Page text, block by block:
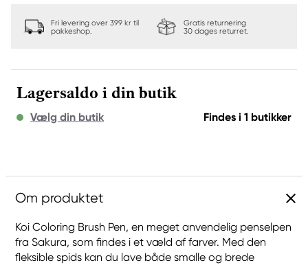
Fri levering over 399 kr til
pakkeshop.
Gratis returnering
30 dages returret.
Lagersaldo i din butik
Vælg din butik Findes i 1 butikker
Om produktet
Koi Coloring Brush Pen, en meget anvendelig penselpen
fra Sakura, som findes i et væld af farver. Med den
fleksible spids kan du lave både smalle og brede